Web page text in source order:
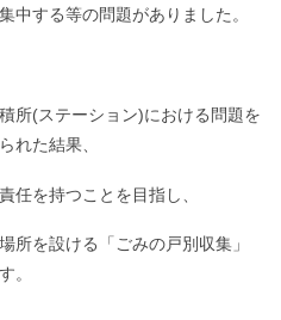
中する等の問題がありました。
所(ステーション)における問題を
れた結果、
任を持つことを目指し、
所を設ける「ごみの戸別収集」
。